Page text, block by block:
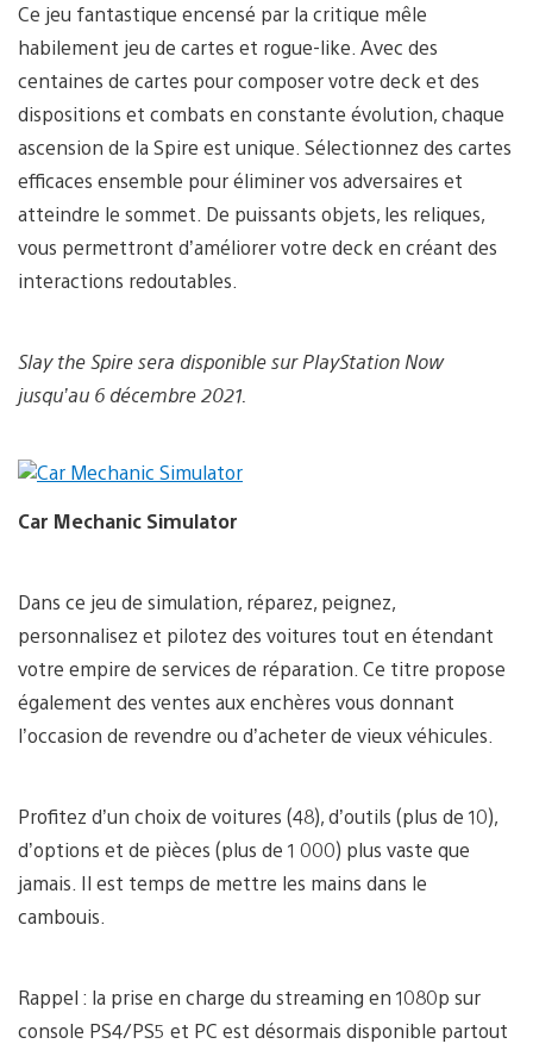
Ce jeu fantastique encensé par la critique mêle
habilement jeu de cartes et rogue-like. Avec des
centaines de cartes pour composer votre deck et des
dispositions et combats en constante évolution, chaque
ascension de la Spire est unique. Sélectionnez des cartes
efficaces ensemble pour éliminer vos adversaires et
atteindre le sommet. De puissants objets, les reliques,
vous permettront d’améliorer votre deck en créant des
interactions redoutables.
Slay the Spire sera disponible sur PlayStation Now
jusqu’au 6 décembre 2021.
Car Mechanic Simulator
Dans ce jeu de simulation, réparez, peignez,
personnalisez et pilotez des voitures tout en étendant
votre empire de services de réparation. Ce titre propose
également des ventes aux enchères vous donnant
l’occasion de revendre ou d’acheter de vieux véhicules.
Profitez d’un choix de voitures (48), d’outils (plus de 10),
d’options et de pièces (plus de 1 000) plus vaste que
jamais. Il est temps de mettre les mains dans le
cambouis.
Rappel : la prise en charge du streaming en 1080p sur
console PS4/PS5 et PC est désormais disponible partout